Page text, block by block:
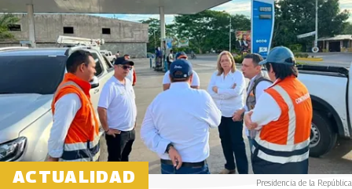
ACTUALIDAD Presidencia de la República